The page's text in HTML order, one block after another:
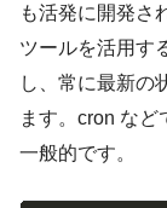
も活発に開発さ
ツールを活用す
し、常に最新の
ます。cron な
一般的です。